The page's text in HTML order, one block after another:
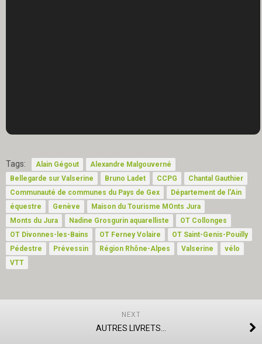
Tags: Alain Gégout
Alexandre Malgouverné
Bellegarde sur Valserine
Bruno Ladet CCPG
Chantal Gauthier
Communauté de communes du Pays de Gex
Département de l'Ain
équestre
Genève
Maison du Tourisme MOnts Jura
Monts du Jura
Nadine Grosgurin aquarelliste
OT Collonges
OT Divonnes-les-Bains
OT Ferney Volaire
OT Saint-Genis-Pouilly
Pédestre
Prévessin Région Rhône-Alpes Valserine
vélo
VTT
NEXT
AUTRES LIVRETS…